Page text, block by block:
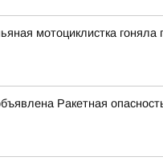
мотоциклистка гоняла
Ракетная